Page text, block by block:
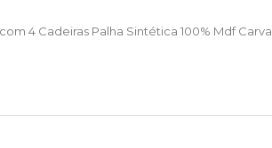
4 Cadeiras Palha Sintética 100% Mdf